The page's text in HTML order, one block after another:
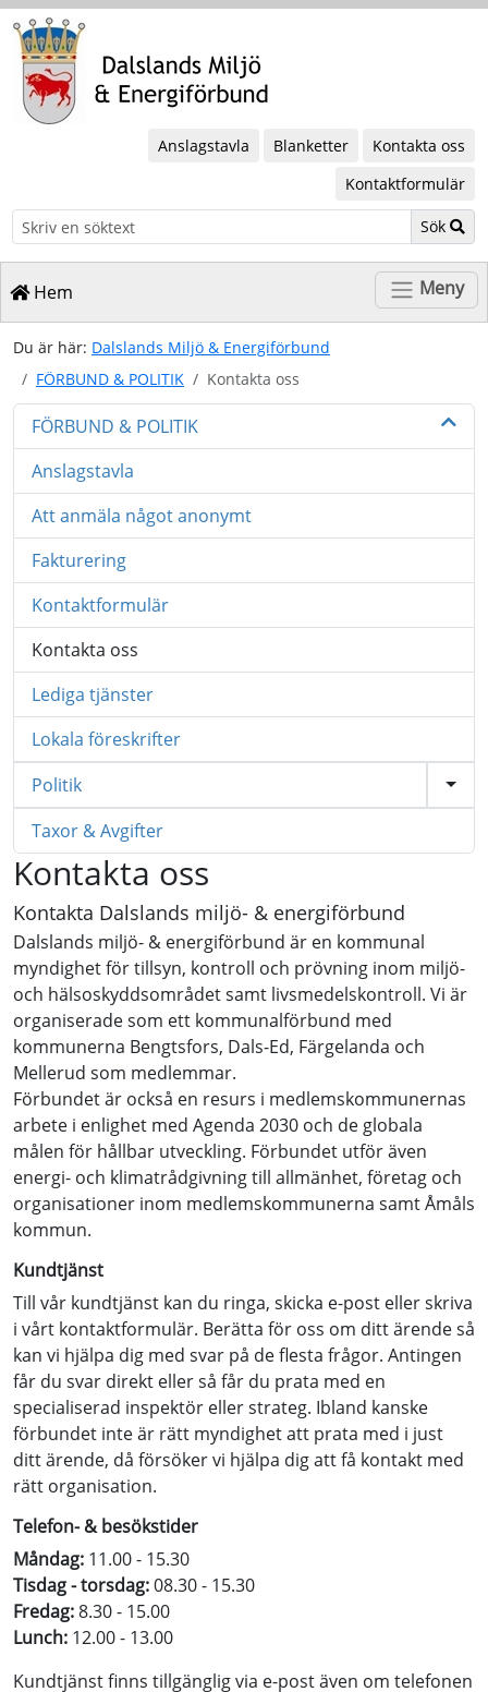
Anslagstavla Blanketter
Kontakta oss
Kontaktformulär
Sök
Sök
Hem Meny
Du är här: Dalslands Miljö & Energiförbund
FÖRBUND & POLITIK
Kontakta oss
FÖRBUND & POLITIK
Anslagstavla
Att anmäla något anonymt
Fakturering
Kontaktformulär
Kontakta oss
Lediga tjänster
Lokala föreskrifter
Politik
Taxor & Avgifter
Kontakta oss
Kontakta Dalslands miljö- & energiförbund
Dalslands miljö- & energiförbund är en kommunal
myndighet för tillsyn, kontroll och prövning inom miljö-
och hälsoskyddsområdet samt livsmedelskontroll. Vi är
organiserade som ett kommunalförbund med
kommunerna Bengtsfors, Dals-Ed, Färgelanda och
Mellerud som medlemmar.
Förbundet är också en resurs i medlemskommunernas
arbete i enlighet med Agenda 2030 och de globala
målen för hållbar utveckling. Förbundet utför även
energi- och klimatrådgivning till allmänhet, företag och
organisationer inom medlemskommunerna samt Åmåls
kommun.
Kundtjänst
Till vår kundtjänst kan du ringa, skicka e-post eller skriva
i vårt kontaktformulär. Berätta för oss om ditt ärende så
kan vi hjälpa dig med svar på de flesta frågor. Antingen
får du svar direkt eller så får du prata med en
specialiserad inspektör eller strateg. Ibland kanske
förbundet inte är rätt myndighet att prata med i just
ditt ärende, då försöker vi hjälpa dig att få kontakt med
rätt organisation.
Telefon- & besökstider
Måndag: 11.00 - 15.30
Tisdag - torsdag:08.30 - 15.30
Fredag:8.30 - 15.00
Lunch: 12.00 - 13.00
Kundtjänst finns tillgänglig via e-post även om telefonen